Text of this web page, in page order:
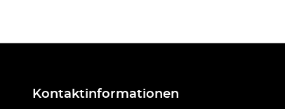
Kontaktinformationen